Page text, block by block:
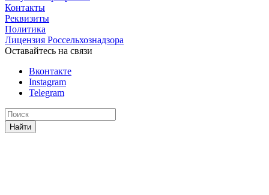
Контакты
Реквизиты
Политика
Лицензия Россельхознадзора
Оставайтесь на связи
Вконтакте
Instagram
Telegram
Найти